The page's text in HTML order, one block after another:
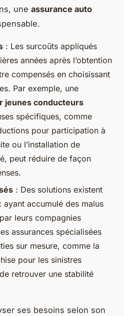
une assurance auto
: Les surcoûts appliqués
années après l’obtention
compensés en choisissant
Par exemple, une
jeunes conducteurs
spécifiques, comme
pour participation à
ou l’installation de
peut réduire de façon
: Des solutions existent
accumulé des malus
leurs compagnies
assurances spécialisées
sur mesure, comme la
pour les sinistres
retrouver une stabilité
ses besoins selon son